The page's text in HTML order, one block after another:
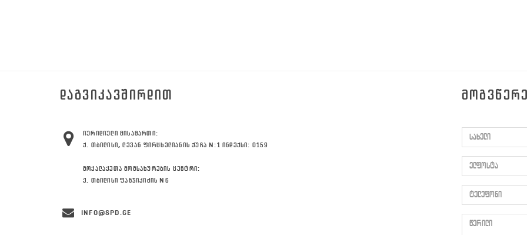
ᲓᲐᲒᲕᲘᲙᲐᲕᲨᲘᲠᲓᲘᲗ
ᲘᲣᲠᲘᲓᲘᲣᲚᲘ ᲛᲘᲡᲐᲛᲐᲠᲗᲘ:
Ქ. ᲗᲑᲘᲚᲘᲡᲘ, ᲚᲔᲕᲐᲜ ᲤᲘᲠᲪᲮᲔᲚᲘᲐᲜᲘᲡ ᲥᲣᲩᲐ N:1 ᲘᲜᲓᲔᲥᲡᲘ: 0159
ᲛᲝᲥᲐᲚᲐᲥᲔᲗᲐ ᲛᲝᲛᲡᲐᲮᲣᲠᲔᲑᲘᲡ ᲪᲔᲜᲢᲠᲘ:
Ქ. ᲗᲑᲘᲚᲘᲡᲘ ᲤᲐᲜᲯᲘᲙᲘᲫᲘᲡ N6
INFO@SPD.GE
სახელი
ელფოსტა
ტელეფონი
წერილი